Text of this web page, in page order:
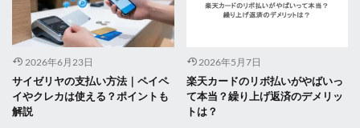
2026年6月23日
サイゼリヤの支払い方法｜ペイペ
イやクレカは使える？ポイントも
解説
2026年5月7日
楽天カードのリボ払いがやばいっ
て本当？繰り上げ返済のデメリッ
トは？